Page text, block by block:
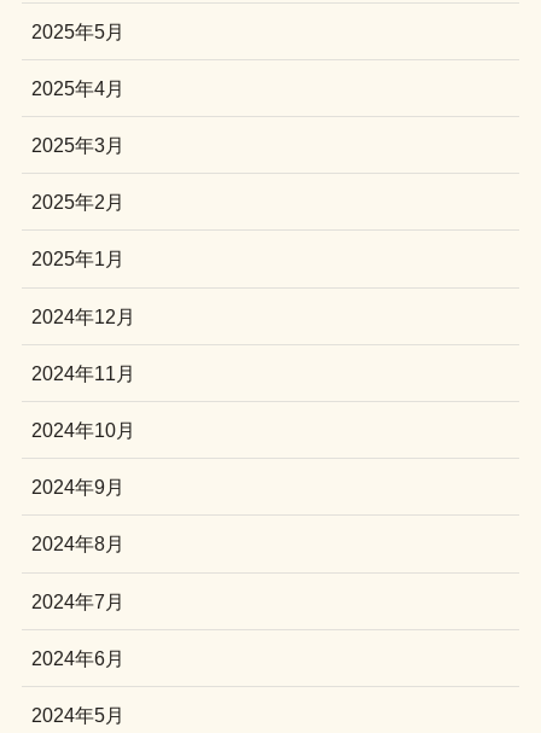
2025年5月
2025年4月
2025年3月
2025年2月
2025年1月
2024年12月
2024年11月
2024年10月
2024年9月
2024年8月
2024年7月
2024年6月
2024年5月